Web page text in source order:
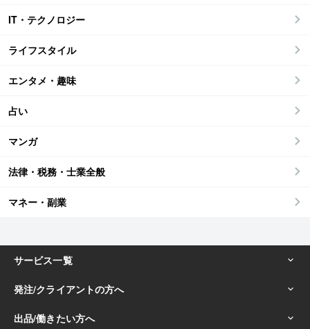
IT・テクノロジー
ライフスタイル
エンタメ・趣味
占い
マンガ
法律・税務・士業全般
マネー・副業